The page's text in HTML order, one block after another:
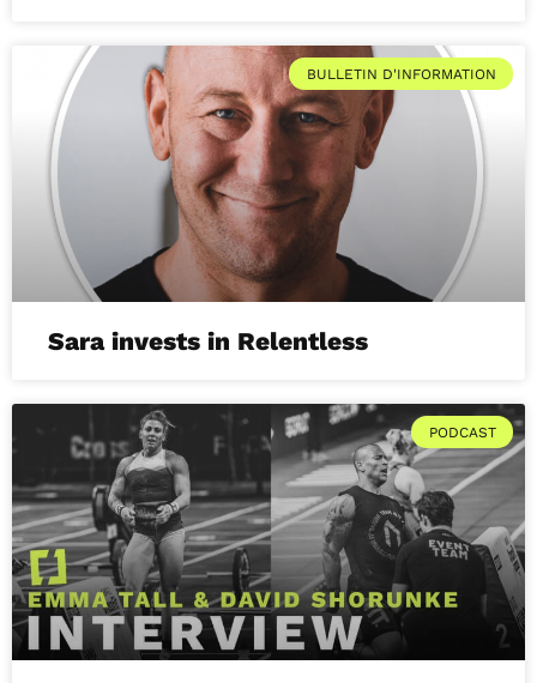
BULLETIN D'INFORMATION
Sara invests in Relentless
PODCAST